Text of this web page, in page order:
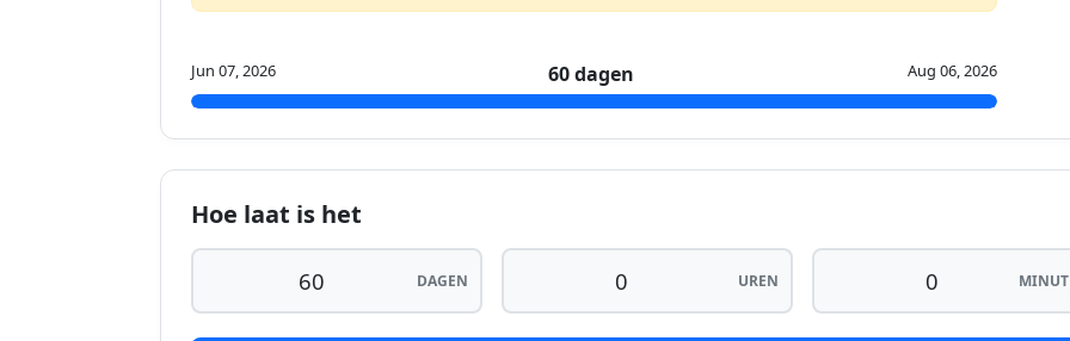
Jun 07, 2026 60 dagen Aug 06, 2026
Hoe laat is het
DAGEN UREN